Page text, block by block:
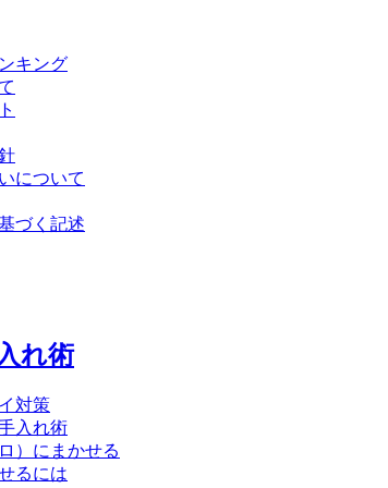
キング
について
づく記述
れ術
対策
入れ術
）にまかせる
るには